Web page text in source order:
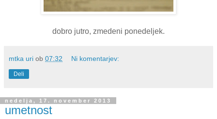
dobro jutro, zmedeni ponedeljek.
mtka uri ob 07:32 Ni komentarjev:
Deli
nedelja, 17. november 2013
umetnost